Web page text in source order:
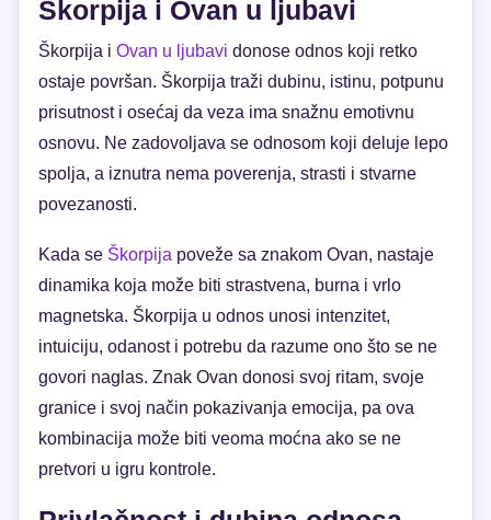
Škorpija i Ovan u ljubavi
Škorpija i Ovan u ljubavi donose odnos koji retko
ostaje površan. Škorpija traži dubinu, istinu, potpunu
prisutnost i osećaj da veza ima snažnu emotivnu
osnovu. Ne zadovoljava se odnosom koji deluje lepo
spolja, a iznutra nema poverenja, strasti i stvarne
povezanosti.
Kada se Škorpija poveže sa znakom Ovan, nastaje
dinamika koja može biti strastvena, burna i vrlo
magnetska. Škorpija u odnos unosi intenzitet,
intuiciju, odanost i potrebu da razume ono što se ne
govori naglas. Znak Ovan donosi svoj ritam, svoje
granice i svoj način pokazivanja emocija, pa ova
kombinacija može biti veoma moćna ako se ne
pretvori u igru kontrole.